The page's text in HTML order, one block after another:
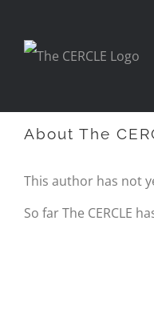
About The
This author has not
So far The CERCLE